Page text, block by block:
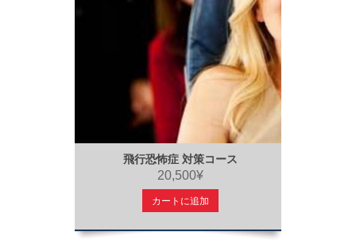
飛行恐怖症 対策コース
20,500¥
カートに追加